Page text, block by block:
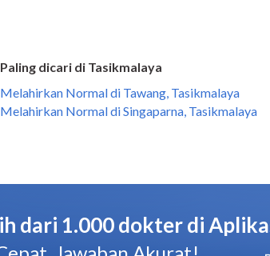
Paling dicari di Tasikmalaya
Melahirkan Normal di Tawang, Tasikmalaya
Melahirkan Normal di Singaparna, Tasikmalaya